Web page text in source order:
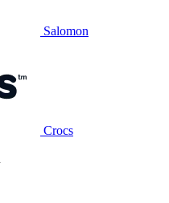
Salomon
Crocs